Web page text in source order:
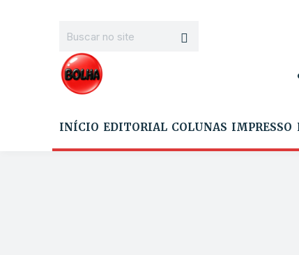
INÍCIO EDITORIAL COLUNAS IMPRESSO